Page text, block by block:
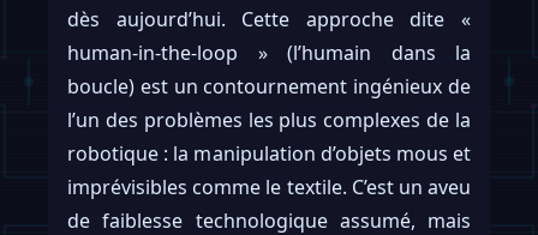
dès aujourd’hui. Cette approche dite «
human-in-the-loop » (l’humain dans la
boucle) est un contournement ingénieux de
l’un des problèmes les plus complexes de la
robotique : la manipulation d’objets mous et
imprévisibles comme le textile. C’est un aveu
de faiblesse technologique assumé, mais